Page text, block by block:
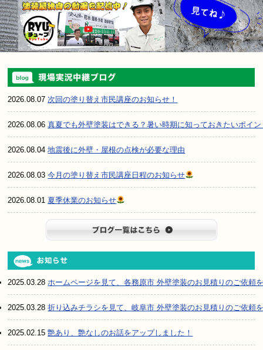
2026.08.07次回の塗り替え市民講座のお知らせ！
2026.08.06真夏でも外壁塗装はできる？暑い時期に知っておきたいポイン
2026.08.04地震後に外壁・屋根の点検が必要な理由
2026.08.03今月の塗り替え市民講座日程のお知らせ
2026.08.01 夏季休業のお知らせ
2025.03.28ホームページを見て、各務原市 外壁塗装のお見積りのご依頼
2025.03.28折り込みチラシを見て、岐阜市 外壁塗装のお見積りのご依頼
2025.02.15艶あり、艶なしのお話をアップしました！